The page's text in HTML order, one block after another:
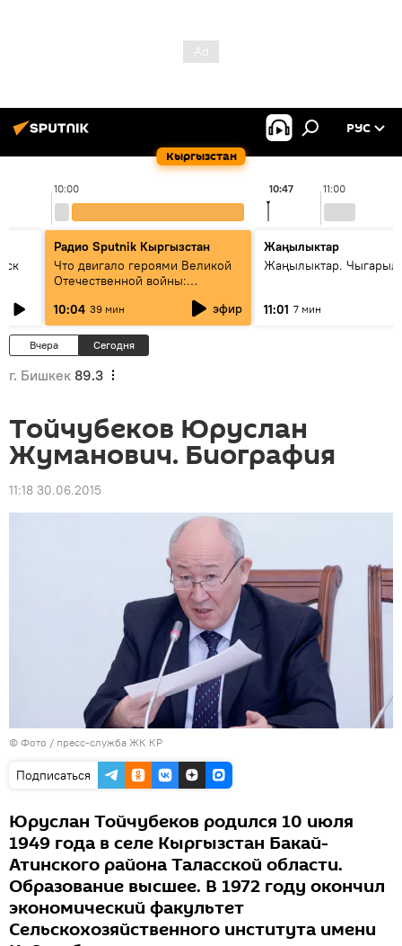
Кыргызстан
РУС
10:00 11:00
10:47
Радио Sputnik Кыргызстан
Что двигало героями Великой
Отечественной войны:
Тулебердиева
10:04 39 мин эфир
Жаңылыктар
Жаңылыктар.
11:01 7 мин
Вчера Сегодня
г. Бишкек 89.3
Тойчубеков Юруслан
Жуманович. Биография
11:18 30.06.2015
© Фото / пресс-служба ЖК КР
Подписаться
Юруслан Тойчубеков родился 10 июля
1949 года в селе Кыргызстан Бакай-
Атинского района Таласской области.
Образование высшее. В 1972 году окончил
экономический факультет
Сельскохозяйственного института имени